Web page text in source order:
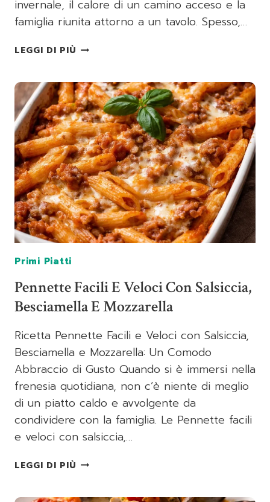
invernale, il calore di un camino acceso e la
famiglia riunita attorno a un tavolo. Spesso,…
LEGGI DI PIÙ PENNETTE
MIO
Primi Piatti
Pennette Facili E Veloci Con Salsiccia,
Besciamella E Mozzarella
Ricetta Pennette Facili e Veloci con Salsiccia,
Besciamella e Mozzarella: Un Comodo
Abbraccio di Gusto Quando si è immersi nella
frenesia quotidiana, non c’è niente di meglio
di un piatto caldo e avvolgente da
condividere con la famiglia. Le Pennette facili
e veloci con salsiccia,…
LEGGI DI PIÙ PENNETTE